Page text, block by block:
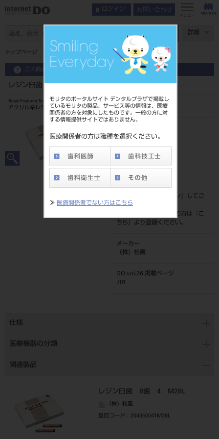
モリタのポータルサイト デンタルプラザで掲載し
ているモリタの製品、サービス等の情報は、医療
関係者の方を対象にしたものです。一般の方に対
する情報提供サイトではありません。
医療関係者の方は職種を選択ください。
≫ 医療関係者でない方はこちら
ログイン お問い合わせ
メニュー
詳細
トップページ レジン臼歯 8歯 56 S30L
この商品に関するお問い合わせ
レジン臼歯 8歯 56 S30L
Resin Posterior Teeth
アクリル系レジン歯
204350044S30L
JAN/EANコード
標準価格
ログイン
』してご
覧ください。
ネット会員登録がまだの方は『
こ
ちら
』より登録ください。
メーカー
（株）松風
DO vol.26 掲載ページ
701
仕様
医療機器の分類
関連製品
レジン臼歯 8歯 4 M28L
（株）松風
品目コード ：204350041M28L